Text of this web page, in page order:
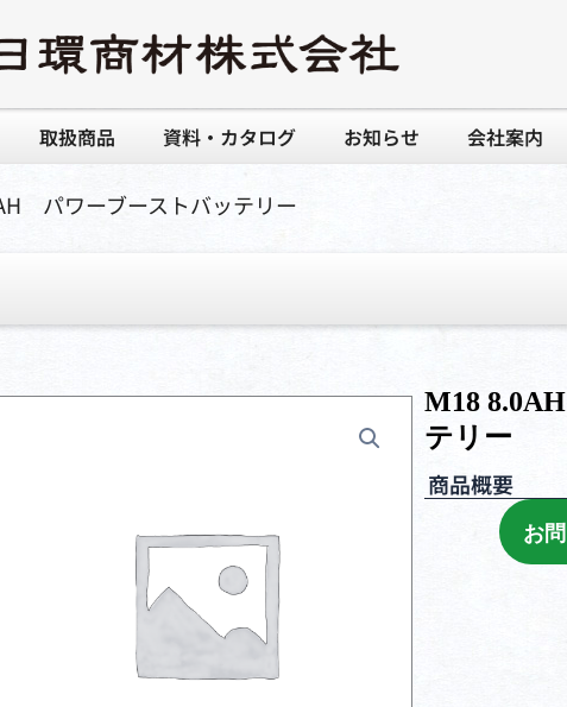
取扱商品 資料・カタログ お知らせ 会社案内
パワーブーストバッテリー
M18
テリー
商品概要
お